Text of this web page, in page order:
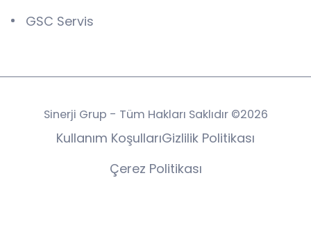
GSC Servis
Sinerji Grup - Tüm Hakları Saklıdır ©2026
Kullanım KoşullarıGizlilik Politikası
Çerez Politikası